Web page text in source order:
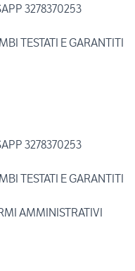
3278370253
TESTATI E GARANTITI
3278370253
TESTATI E GARANTITI
AMMINISTRATIVI